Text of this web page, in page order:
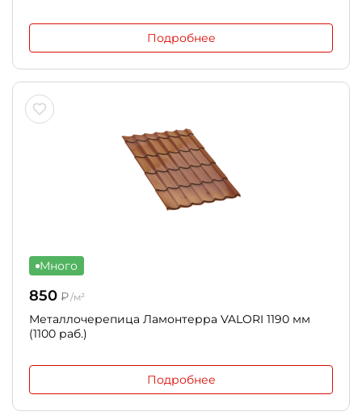
Подробнее
Много
850 ₽/м²
Металлочерепица Ламонтерра VALORI 1190 мм
(1100 раб.)
Подробнее